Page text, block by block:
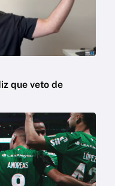
que veto de